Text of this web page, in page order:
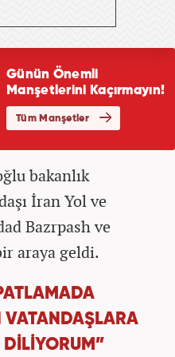
bakanlık
İran Yol ve
Bazrpash ve
araya geldi.
VATANDAŞLARA
DİLİYORUM”